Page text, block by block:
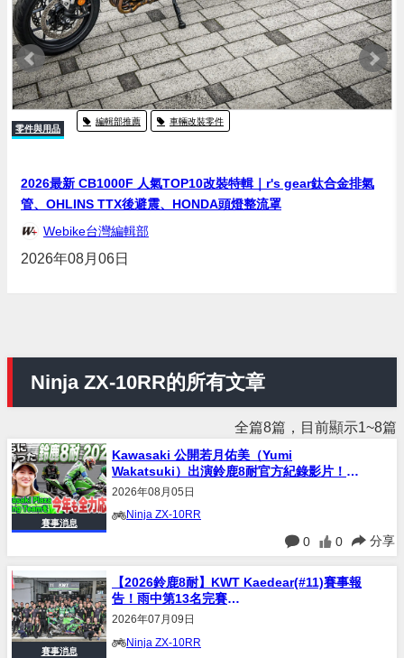
零件與用品
編輯部推薦 車輛改裝零件
2026最新 CB1000F 人氣TOP10改裝特輯｜r's gear鈦合金排氣
管、OHLINS TTX後避震、HONDA頭燈整流罩
Webike台灣編輯部
2026年08月06日
Ninja ZX-10RR的所有文章
全篇8篇，目前顯示1~8篇
賽事消息
Kawasaki 公開若月佑美（Yumi
Wakatsuki）出演鈴鹿8耐官方紀錄影片！直
擊雨戰幕後與車隊熱血奮戰
2026年08月05日
Ninja ZX-10RR
0 0 分享
賽事消息
【2026鈴鹿8耐】KWT Kaedear(#11)賽事報
告！雨中第13名完賽
×Ramos×Gamarino×LeBlanc三車手心聲全
2026年07月09日
Ninja ZX-10RR